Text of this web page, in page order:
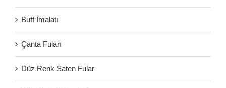
Buff İmalatı
Çanta Fuları
Düz Renk Saten Fular